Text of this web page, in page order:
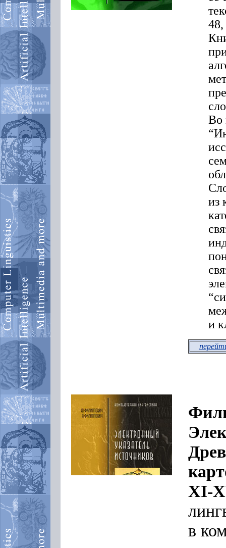
Во
из
и
XI-
в